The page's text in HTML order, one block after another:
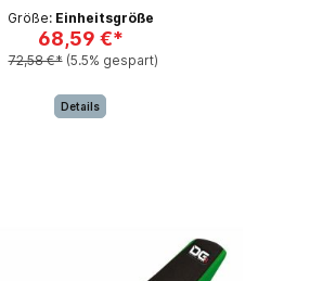
Größe: Einheitsgröße
68,59 €*
72,58 €* (5.5% gespart)
Details